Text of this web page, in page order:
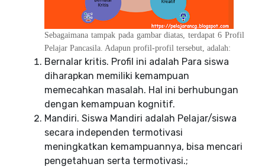
Sebagaimana tampak pada gambar diatas, terdapat 6 Profil
Pelajar Pancasila. Adapun profil-profil tersebut, adalah:
Bernalar kritis. Profil ini adalah Para siswa
diharapkan memiliki kemampuan
memecahkan masalah. Hal ini berhubungan
dengan kemampuan kognitif.
Mandiri. Siswa Mandiri adalah Pelajar/siswa
secara independen termotivasi
meningkatkan kemampuannya, bisa mencari
pengetahuan serta termotivasi.;